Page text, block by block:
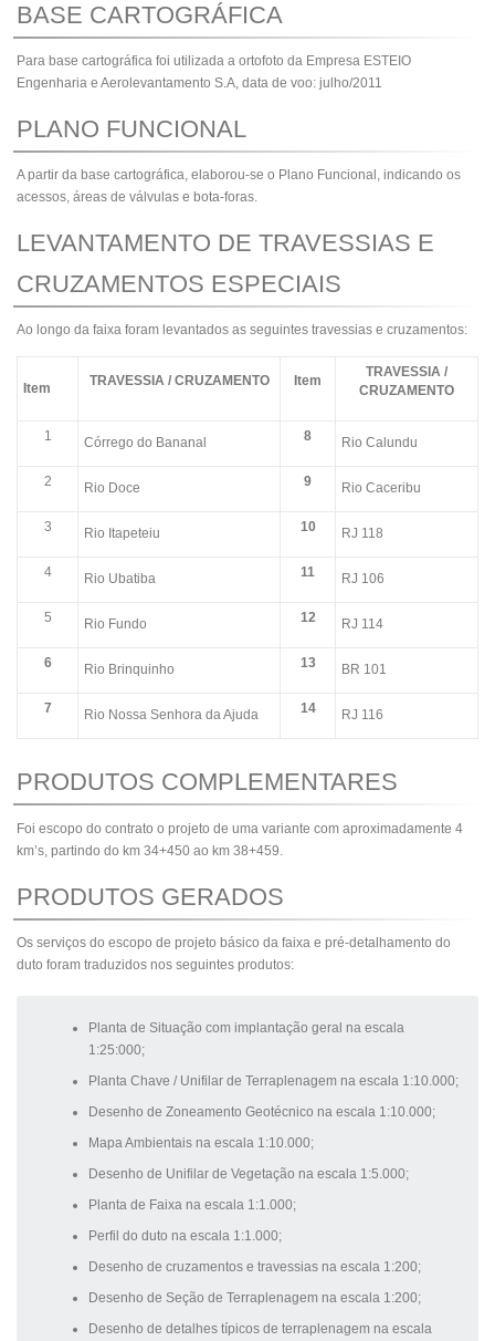
BASE CARTOGRÁFICA
Para base cartográfica foi utilizada a ortofoto da Empresa ESTEIO
Engenharia e Aerolevantamento S.A, data de voo: julho/2011
PLANO FUNCIONAL
A partir da base cartográfica, elaborou-se o Plano Funcional, indicando os
acessos, áreas de válvulas e bota-foras.
LEVANTAMENTO DE TRAVESSIAS E
CRUZAMENTOS ESPECIAIS
Ao longo da faixa foram levantados as seguintes travessias e cruzamentos:
Item TRAVESSIA / CRUZAMENTO Item
TRAVESSIA /
CRUZAMENTO
1 Córrego do Bananal 8 Rio Calundu
2 Rio Doce 9 Rio Caceribu
3 Rio Itapeteiu 10 RJ 118
4 Rio Ubatiba 11 RJ 106
5 Rio Fundo 12 RJ 114
6 Rio Brinquinho 13 BR 101
7 Rio Nossa Senhora da Ajuda 14 RJ 116
PRODUTOS COMPLEMENTARES
Foi escopo do contrato o projeto de uma variante com aproximadamente 4
km’s, partindo do km 34+450 ao km 38+459.
PRODUTOS GERADOS
Os serviços do escopo de projeto básico da faixa e pré-detalhamento do
duto foram traduzidos nos seguintes produtos:
Planta de Situação com implantação geral na escala
1:25:000;
Planta Chave / Unifilar de Terraplenagem na escala 1:10.000;
Desenho de Zoneamento Geotécnico na escala 1:10.000;
Mapa Ambientais na escala 1:10.000;
Desenho de Unifilar de Vegetação na escala 1:5.000;
Planta de Faixa na escala 1:1.000;
Perfil do duto na escala 1:1.000;
Desenho de cruzamentos e travessias na escala 1:200;
Desenho de Seção de Terraplenagem na escala 1:200;
Desenho de detalhes típicos de terraplenagem na escala